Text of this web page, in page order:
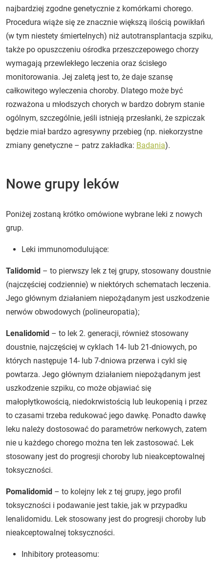
najbardziej zgodne genetycznie z komórkami chorego.
Procedura wiąże się ze znacznie większą ilością powikłań
(w tym niestety śmiertelnych) niż autotransplantacja szpiku,
także po opuszczeniu ośrodka przeszczepowego chorzy
wymagają przewlekłego leczenia oraz ścisłego
monitorowania. Jej zaletą jest to, że daje szansę
całkowitego wyleczenia choroby. Dlatego może być
rozważona u młodszych chorych w bardzo dobrym stanie
ogólnym, szczególnie, jeśli istnieją przesłanki, że szpiczak
będzie miał bardzo agresywny przebieg (np. niekorzystne
zmiany genetyczne – patrz zakładka: Badania).
Nowe grupy leków
Poniżej zostaną krótko omówione wybrane leki z nowych
grup.
Leki immunomodulujące:
Talidomid – to pierwszy lek z tej grupy, stosowany doustnie
(najczęściej codziennie) w niektórych schematach leczenia.
Jego głównym działaniem niepożądanym jest uszkodzenie
nerwów obwodowych (polineuropatia);
Lenalidomid – to lek 2. generacji, również stosowany
doustnie, najczęściej w cyklach 14- lub 21-dniowych, po
których następuje 14- lub 7-dniowa przerwa i cykl się
powtarza. Jego głównym działaniem niepożądanym jest
uszkodzenie szpiku, co może objawiać się
małopłytkowością, niedokrwistością lub leukopenią i przez
to czasami trzeba redukować jego dawkę. Ponadto dawkę
leku należy dostosować do parametrów nerkowych, zatem
nie u każdego chorego można ten lek zastosować. Lek
stosowany jest do progresji choroby lub nieakceptowalnej
toksyczności.
Pomalidomid – to kolejny lek z tej grupy, jego profil
toksyczności i podawanie jest takie, jak w przypadku
lenalidomidu. Lek stosowany jest do progresji choroby lub
nieakceptowalnej toksyczności.
Inhibitory proteasomu: